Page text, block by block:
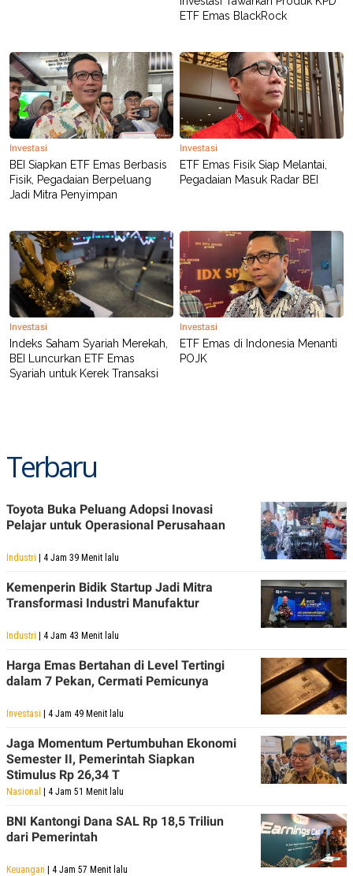
ETF Emas BlackRock
Investasi
BEI Siapkan ETF Emas Berbasis
Fisik, Pegadaian Berpeluang
Jadi Mitra Penyimpan
Investasi
ETF Emas Fisik Siap Melantai,
Pegadaian Masuk Radar BEI
Investasi
Indeks Saham Syariah Merekah,
BEI Luncurkan ETF Emas
Syariah untuk Kerek Transaksi
Investasi
ETF Emas di Indonesia Menanti
POJK
Terbaru
Toyota Buka Peluang Adopsi Inovasi
Pelajar untuk Operasional Perusahaan
Industri | 4 Jam 39 Menit lalu
Kemenperin Bidik Startup Jadi Mitra
Transformasi Industri Manufaktur
Industri | 4 Jam 43 Menit lalu
Harga Emas Bertahan di Level Tertingi
dalam 7 Pekan, Cermati Pemicunya
Investasi | 4 Jam 49 Menit lalu
Jaga Momentum Pertumbuhan Ekonomi
Semester II, Pemerintah Siapkan
Stimulus Rp 26,34 T
Nasional | 4 Jam 51 Menit lalu
BNI Kantongi Dana SAL Rp 18,5 Triliun
dari Pemerintah
Keuangan | 4 Jam 57 Menit lalu